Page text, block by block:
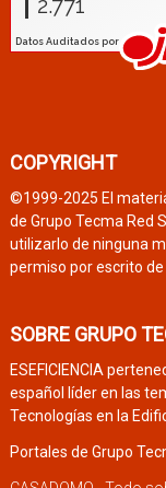
COPYRIGHT
©1999-2025 El
de Grupo Tecma Red
utilizarlo de ninguna
permiso por escrito de
SOBRE GRUPO
ESEFICIENCIA
español líder en las
Tecnologías en la
Portales de Grupo